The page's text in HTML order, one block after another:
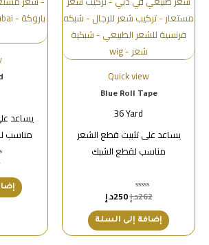
Quick view
Blue Roll Tape
36 Yard
يساعد على تثبيت قطع الشعر
مناسب لقطع الشبك
تم
التقييم
0
من
262د.إ250د.إ
إضافة إلى السلة
يساعد
مناسب